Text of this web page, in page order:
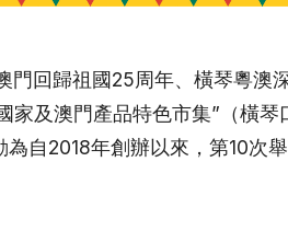
門回歸祖國25周年、橫琴粵澳
及澳門產品特色市集”（橫琴
自2018年創辦以來，第10次